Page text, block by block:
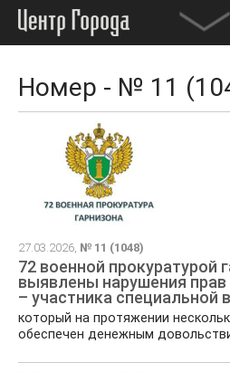
Номер - № 11
27.03.2026, № 11 (1048)
72 военной прокуратурой
выявлены нарушения
– участника специальной
который на протяжении
обеспечен денежным